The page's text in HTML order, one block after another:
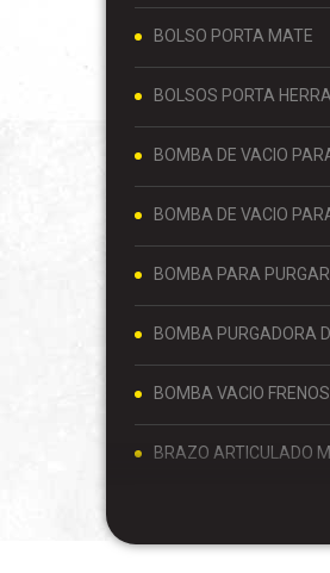
BOLSO PORTA MATE
BOMBA VACIO FRENOS